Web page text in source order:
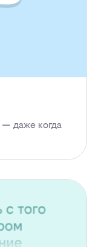
— даже когда